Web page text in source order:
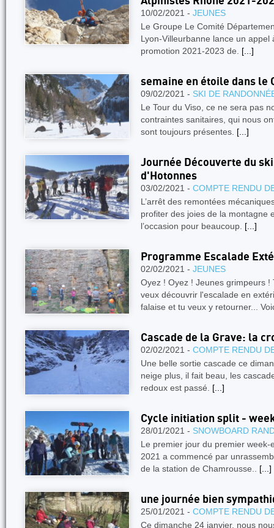
10/02/2021 - JEUNES
Le Groupe Le Comité
Lyon-Villeurbanne lance un
promotion 2021-2023 de. [...]
semaine en étoile dans le
09/02/2021 - SKI DE
Le Tour du Viso, ce ne sera pas
contraintes sanitaires, qui nous
sont toujours présentes. [...]
Journée Découverte du
d'Hotonnes
03/02/2021 - COMPTE RENDU
L’arrêt des remontées
profiter des joies de la montagne
l’occasion pour beaucoup. [...]
Programme Escalade
02/02/2021 - JEUNES
Oyez ! Oyez ! Jeunes grimpeurs
veux découvrir l'escalade en
falaise et tu veux y retourner...
Cascade de la Grave: la
02/02/2021 - COMPTE RENDU
Une belle sortie cascade ce
neige plus, il fait beau, les
redoux est passé. [...]
Cycle initiation split -
28/01/2021 - SNOWBOARD
Le premier jour du premier
2021 a commencé par
de la station de Chamrousse.. [...]
une journée bien
25/01/2021 - COMPTE RENDU
Ce dimanche 24 janvier, nous